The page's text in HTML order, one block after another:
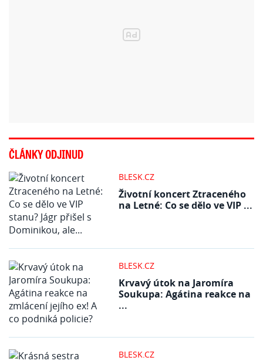
ČLÁNKY ODJINUD
BLESK.CZ
Životní koncert Ztraceného
na Letné: Co se dělo ve VIP ...
BLESK.CZ
Krvavý útok na Jaromíra
Soukupa: Agátina reakce na
...
BLESK.CZ